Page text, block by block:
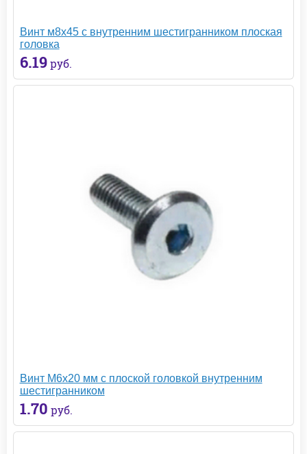
Винт м8х45 с внутренним шестигранником плоская
головка
6.19 руб.
Винт М6х20 мм с плоской головкой внутренним
шестигранником
1.70 руб.